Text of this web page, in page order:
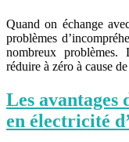
Quand on échange
problèmes
nombreux problèmes.
réduire à zéro à cause
Les
en électricité